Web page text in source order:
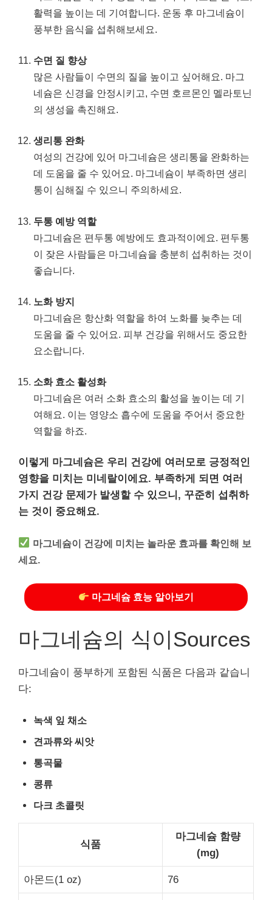
활력을 높이는 데 기여합니다. 운동 후 마그네슘이
풍부한 음식을 섭취해보세요.
수면 질 향상
많은 사람들이 수면의 질을 높이고 싶어해요. 마그
네슘은 신경을 안정시키고, 수면 호르몬인 멜라토닌
의 생성을 촉진해요.
생리통 완화
여성의 건강에 있어 마그네슘은 생리통을 완화하는
데 도움을 줄 수 있어요. 마그네슘이 부족하면 생리
통이 심해질 수 있으니 주의하세요.
두통 예방 역할
마그네슘은 편두통 예방에도 효과적이에요. 편두통
이 잦은 사람들은 마그네슘을 충분히 섭취하는 것이
좋습니다.
노화 방지
마그네슘은 항산화 역할을 하여 노화를 늦추는 데
도움을 줄 수 있어요. 피부 건강을 위해서도 중요한
요소랍니다.
소화 효소 활성화
마그네슘은 여러 소화 효소의 활성을 높이는 데 기
여해요. 이는 영양소 흡수에 도움을 주어서 중요한
역할을 하죠.
이렇게 마그네슘은 우리 건강에 여러모로 긍정적인
영향을 미치는 미네랄이에요. 부족하게 되면 여러
가지 건강 문제가 발생할 수 있으니, 꾸준히 섭취하
는 것이 중요해요.
마그네슘이 건강에 미치는 놀라운 효과를 확인해 보
세요.
마그네슘 효능 알아보기
마그네슘의 식이Sources
마그네슘이 풍부하게 포함된 식품은 다음과 같습니
다:
녹색 잎 채소
견과류와 씨앗
통곡물
콩류
다크 초콜릿
식품
마그네슘 함량
(mg)
아몬드(1 oz) 76